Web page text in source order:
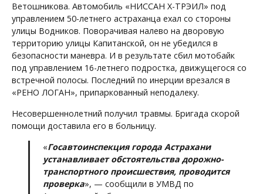
Ветошникова. Автомобиль «НИССАН Х-ТРЭИЛ» под
управлением 50-летнего астраханца ехал со стороны
улицы Водников. Поворачивая налево на дворовую
территорию улицы Капитанской, он не убедился в
безопасности маневра. И в результате сбил мотобайк
под управлением 16-летнего подростка, движущегося со
встречной полосы. Последний по инерции врезался в
«РЕНО ЛОГАН», припаркованный неподалеку.
Несовершеннолетний получил травмы. Бригада скорой
помощи доставила его в больницу.
«Госавтоинспекция города Астрахани
устанавливает обстоятельства дорожно-
транспортного происшествия, проводится
проверка», — сообщили в УМВД по